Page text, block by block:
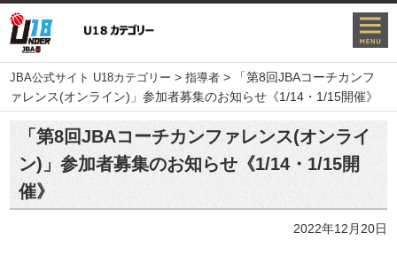
JBA公式サイト U18カテゴリー >指導者 >
「第8回JBAコーチカンフ
ァレンス(オンライン)」参加者募集のお知らせ《1/14・1/15開催》
「第8回JBAコーチカンファレンス(オンライ
ン)」参加者募集のお知らせ《1/14・1/15開
催》
2022年12月20日